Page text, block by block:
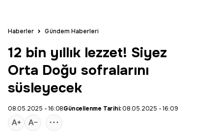
Haberler Gündem Haberleri
12 bin yıllık lezzet! Siyez
Orta Doğu sofralarını
süsleyecek
08.05.2025 - 16:08Güncellenme Tarihi:08.05.2025 - 16:09